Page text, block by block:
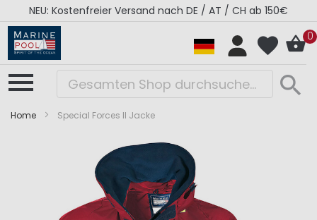
NEU: Kostenfreier Versand nach DE / AT / CH ab 150€
0
Home Special Forces II Jacke
Bildergalerie
Bildergalerie